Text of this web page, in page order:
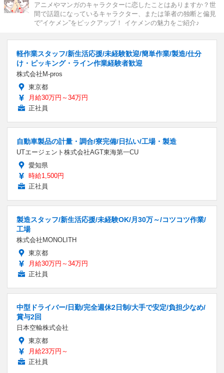
アニメやマンガのキャラクターに恋したことはありますか？世
間で話題になっているキャラクター、または筆者の独断と偏見
で“イケメン”をピックアップ！ イケメンの魅力をご紹介♪
軽作業スタッフ/新生活応援/未経験歓迎/簡単作業/製造/仕分
け・ピッキング・ライン作業経験者歓迎
株式会社M-pros
東京都
月給30万円～34万円
正社員
自動車製品の計量・調合/寮完備/日払い/工場・製造
UTエージェント株式会社AGT東海第一CU
愛知県
時給1,500円
正社員
製造スタッフ/新生活応援/未経験OK/月30万～/コツコツ作業/
工場
株式会社MONOLITH
東京都
月給30万円～34万円
正社員
中型ドライバー/日勤/完全週休2日制/大手で安定/負担少なめ/
賞与2回
日本空輸株式会社
東京都
月給23万円～
正社員